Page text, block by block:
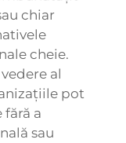
chiar
cheie.
al
pot
a
sau